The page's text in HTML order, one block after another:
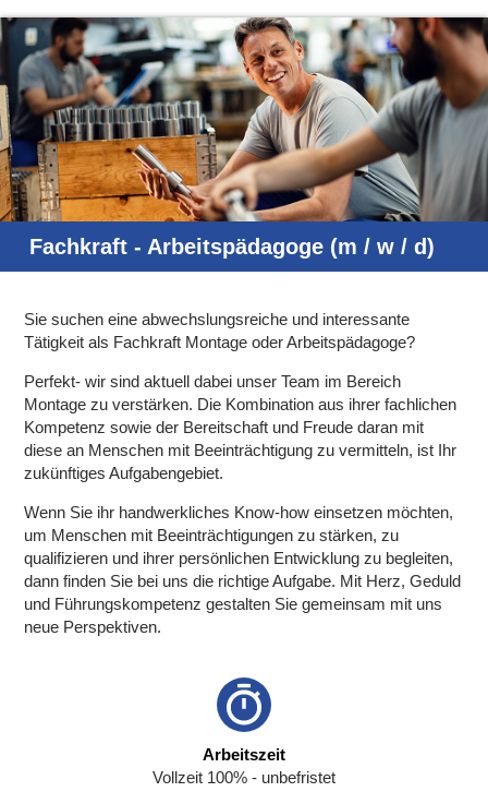
Fachkraft - Arbeitspädagoge (m / w / d)
Sie suchen eine abwechslungsreiche und interessante
Tätigkeit als Fachkraft Montage oder Arbeitspädagoge?
Perfekt- wir sind aktuell dabei unser Team im Bereich
Montage zu verstärken. Die Kombination aus ihrer fachlichen
Kompetenz sowie der Bereitschaft und Freude daran mit
diese an Menschen mit Beeinträchtigung zu vermitteln, ist Ihr
zukünftiges Aufgabengebiet.
Wenn Sie ihr handwerkliches Know-how einsetzen möchten,
um Menschen mit Beeinträchtigungen zu stärken, zu
qualifizieren und ihrer persönlichen Entwicklung zu begleiten,
dann finden Sie bei uns die richtige Aufgabe. Mit Herz, Geduld
und Führungskompetenz gestalten Sie gemeinsam mit uns
neue Perspektiven.
Arbeitszeit
Vollzeit 100% - unbefristet